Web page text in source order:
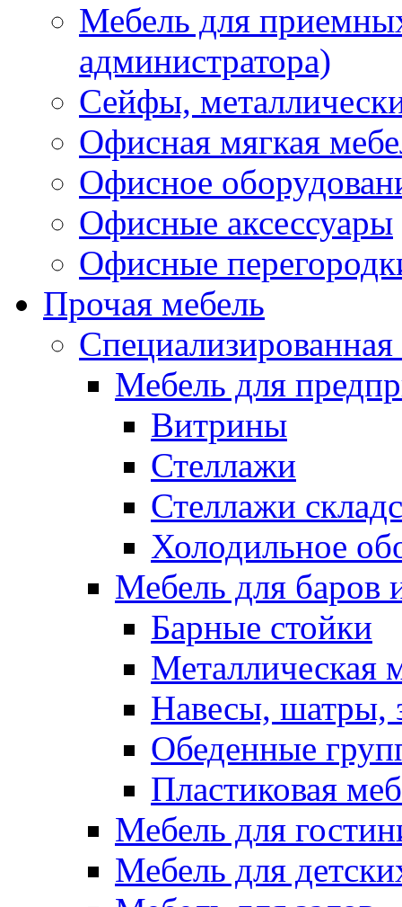
Мебель для
администратора)
Сейфы,
Офисная мягкая
Офисное
Офисные аксессуары
Офисные
Прочая мебель
Специализированная
Мебель для
Витрины
Стеллажи
Стеллажи
Холодильное
Мебель для баров
Барные стойки
Металлическая
Навесы, шатры,
Обеденные
Пластиковая
Мебель для
Мебель для